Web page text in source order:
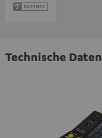
Technische Daten